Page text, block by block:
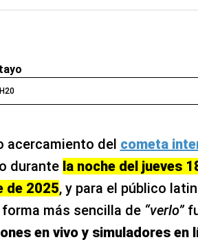
acercamiento del cometa
durante la noche del jueves
de 2025, y para el público
más sencilla de “verlo”
en vivo y simuladores en